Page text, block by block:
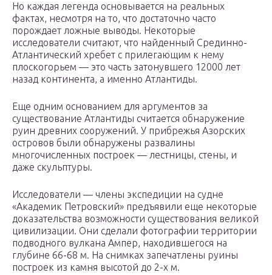
Но каждая легенда основывается на реальных
фактах, несмотря на то, что достаточно часто
порождает ложные выводы. Некоторые
исследователи считают, что найденный Срединно-
Атлантический хребет с прилегающим к нему
плоскогорьем — это часть затонувшего 12000 лет
назад континента, а именно Атлантиды.
Еще одним основанием для аргументов за
существование Атлантиды считается обнаружение
руин древних сооружений. У прибрежья Азорских
островов были обнаружены развалины
многочисленных построек — лестницы, стены, и
даже скульптуры.
Исследователи — члены экспедиции на судне
«Академик Петровский» предъявили еще некоторые
доказательства возможности существования великой
цивилизации. Они сделали фотографии территории
подводного вулкана Ампер, находившегося на
глубине 66-68 м. На снимках запечатлены руины
построек из камня высотой до 2-х м.